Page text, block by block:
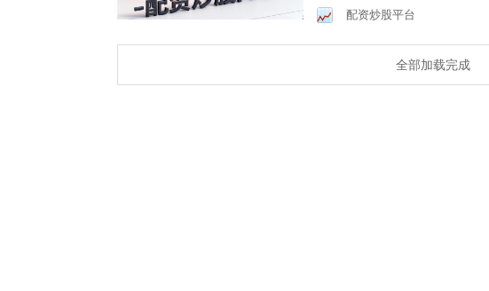
配资炒股平台
全部加载完成